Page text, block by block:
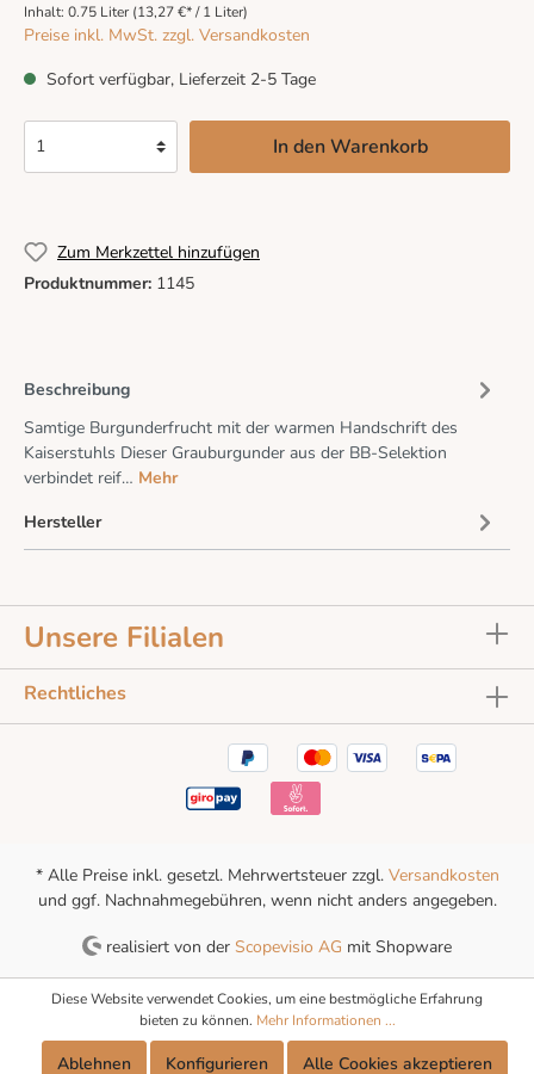
Inhalt: 0.75 Liter (13,27 €* / 1 Liter)
Preise inkl. MwSt. zzgl. Versandkosten
Sofort verfügbar, Lieferzeit 2-5 Tage
In den Warenkorb
Zum Merkzettel hinzufügen
Produktnummer: 1145
Beschreibung
Samtige Burgunderfrucht mit der warmen Handschrift des
Kaiserstuhls Dieser Grauburgunder aus der BB-Selektion
verbindet reif… Mehr
Hersteller
Unsere Filialen
Rechtliches
* Alle Preise inkl. gesetzl. Mehrwertsteuer zzgl. Versandkosten
und ggf. Nachnahmegebühren, wenn nicht anders angegeben.
realisiert von derScopevisio AG mit Shopware
Diese Website verwendet Cookies, um eine bestmögliche Erfahrung
bieten zu können. Mehr Informationen ...
Ablehnen Konfigurieren Alle Cookies akzeptieren